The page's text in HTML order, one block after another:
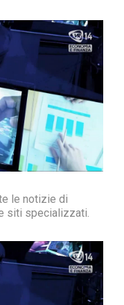
le notizie di
siti specializzati.